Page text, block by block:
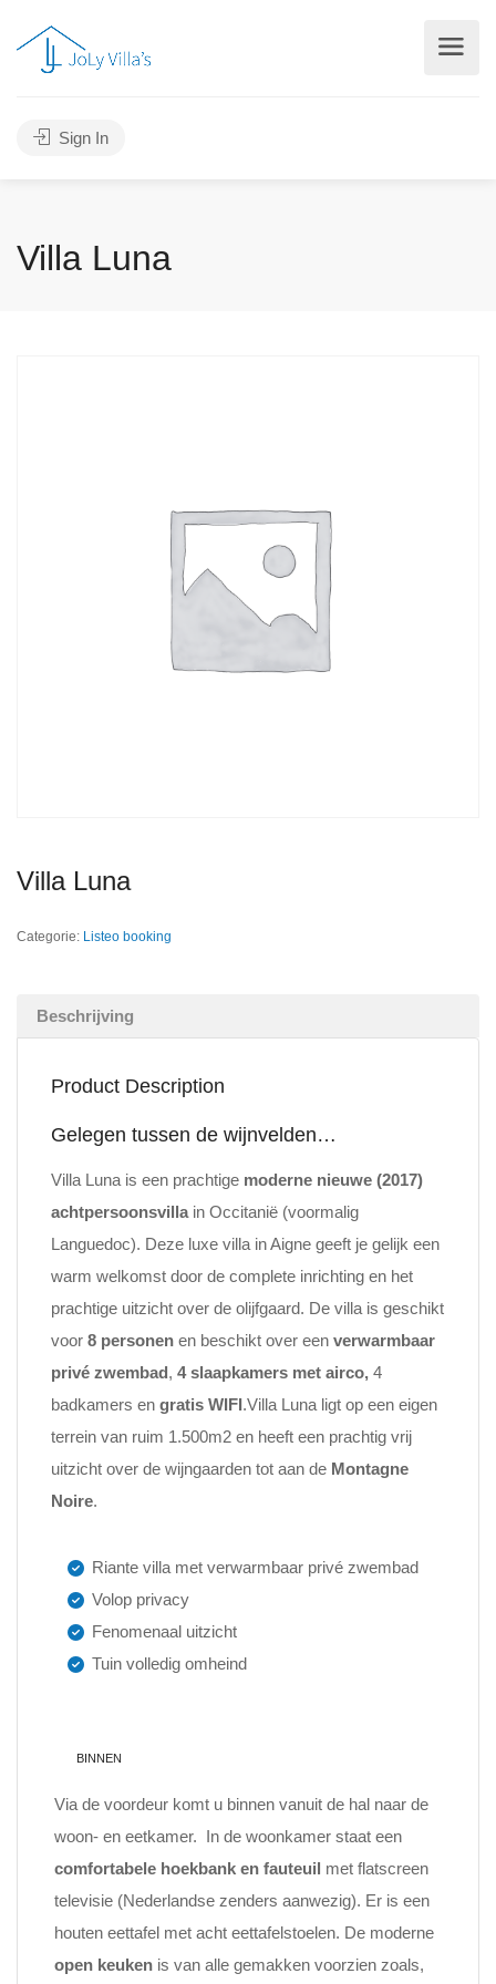
Sign In
Villa Luna
Villa Luna
Categorie: Listeo booking
Beschrijving
Product Description
Gelegen tussen de wijnvelden…
Villa Luna is een prachtige moderne nieuwe (2017)
achtpersoonsvilla in Occitanië (voormalig
Languedoc). Deze luxe villa in Aigne geeft je gelijk een
warm welkomst door de complete inrichting en het
prachtige uitzicht over de olijfgaard. De villa is geschikt
voor 8 personen en beschikt over een verwarmbaar
privé zwembad, 4 slaapkamers met airco, 4
badkamers en gratis WIFI.Villa Luna ligt op een eigen
terrein van ruim 1.500m2 en heeft een prachtig vrij
uitzicht over de wijngaarden tot aan de Montagne
Noire.
Riante villa met verwarmbaar privé zwembad
Volop privacy
Fenomenaal uitzicht
Tuin volledig omheind
BINNEN
Via de voordeur komt u binnen vanuit de hal naar de
woon- en eetkamer. In de woonkamer staat een
comfortabele hoekbank en fauteuil met flatscreen
televisie (Nederlandse zenders aanwezig). Er is een
houten eettafel met acht eettafelstoelen. De moderne
open keuken is van alle gemakken voorzien zoals,